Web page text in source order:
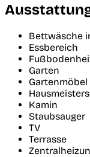
Bettwäsche
Essbereich
Garten
Gartenmöbel
Kamin
Staubsauger
TV
Terrasse